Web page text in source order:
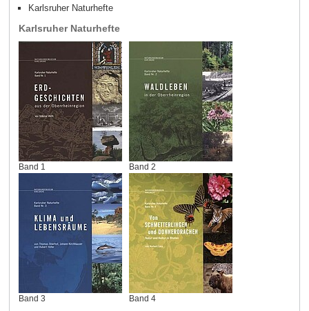
Karlsruher Naturhefte
Karlsruher Naturhefte
Band 1 Band 2
Band 3 Band 4